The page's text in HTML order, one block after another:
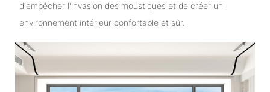
d'empêcher l'invasion des moustiques et de créer un
environnement intérieur confortable et sûr.